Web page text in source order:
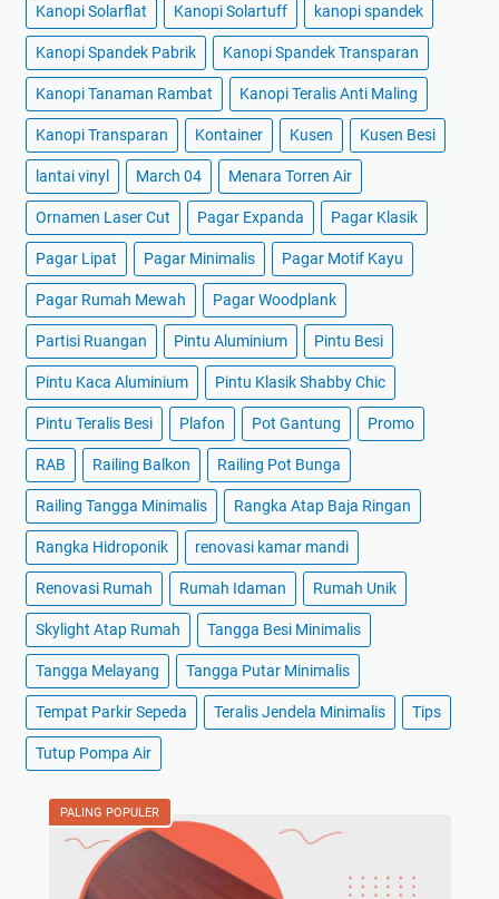
Kanopi Solarflat Kanopi Solartuff kanopi spandek
Kanopi Spandek Pabrik Kanopi Spandek Transparan
Kanopi Tanaman Rambat Kanopi Teralis Anti Maling
Kanopi Transparan Kontainer Kusen Kusen Besi
lantai vinyl March 04 Menara Torren Air
Ornamen Laser Cut Pagar Expanda Pagar Klasik
Pagar Lipat Pagar Minimalis Pagar Motif Kayu
Pagar Rumah Mewah Pagar Woodplank
Partisi Ruangan Pintu Aluminium Pintu Besi
Pintu Kaca Aluminium Pintu Klasik Shabby Chic
Pintu Teralis Besi Plafon Pot Gantung Promo
RAB Railing Balkon Railing Pot Bunga
Railing Tangga Minimalis Rangka Atap Baja Ringan
Rangka Hidroponik renovasi kamar mandi
Renovasi Rumah Rumah Idaman Rumah Unik
Skylight Atap Rumah Tangga Besi Minimalis
Tangga Melayang Tangga Putar Minimalis
Tempat Parkir Sepeda Teralis Jendela Minimalis Tips
Tutup Pompa Air
PALING POPULER